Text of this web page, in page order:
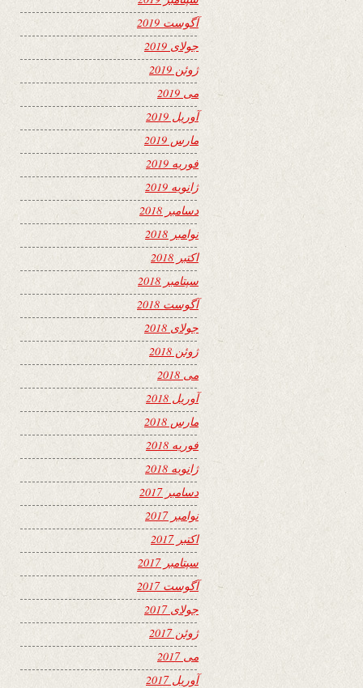
آگوست 2019
جولای 2019
ژوئن 2019
می 2019
آوریل 2019
مارس 2019
فوریه 2019
ژانویه 2019
دسامبر 2018
نوامبر 2018
اکتبر 2018
سپتامبر 2018
آگوست 2018
جولای 2018
ژوئن 2018
می 2018
آوریل 2018
مارس 2018
فوریه 2018
ژانویه 2018
دسامبر 2017
نوامبر 2017
اکتبر 2017
سپتامبر 2017
آگوست 2017
جولای 2017
ژوئن 2017
می 2017
آوریل 2017